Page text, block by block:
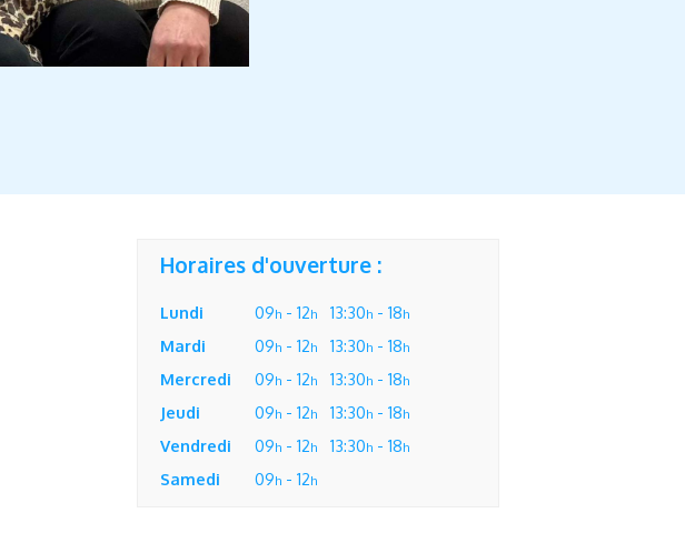
Horaires d'ouverture :
Lundi 09h - 12h 13:30h - 18h
Mardi 09h - 12h 13:30h - 18h
Mercredi 09h - 12h 13:30h - 18h
Jeudi 09h - 12h 13:30h - 18h
Vendredi 09h - 12h 13:30h - 18h
Samedi 09h - 12h